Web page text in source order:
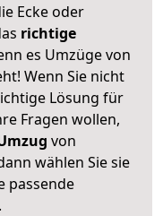
Ecke oder
richtige
es Umzüge von
Wenn Sie nicht
Lösung für
Fragen wollen,
von
wählen Sie sie
passende